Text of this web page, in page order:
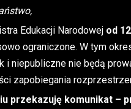
Edukacji Narodowej od
ograniczone. W tym
i niepubliczne nie będą
zapobiegania
przekazuję komunikat –